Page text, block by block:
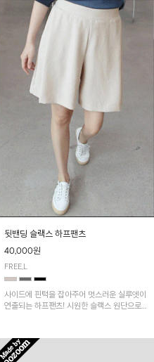
뒷밴딩 슬랙스 하프팬츠
40,000원
FREE,L
사이드에 핀턱을 잡아주어 멋스러운 실루엣이
연출되는 하프팬츠! 시원한 슬랙스 원단으로